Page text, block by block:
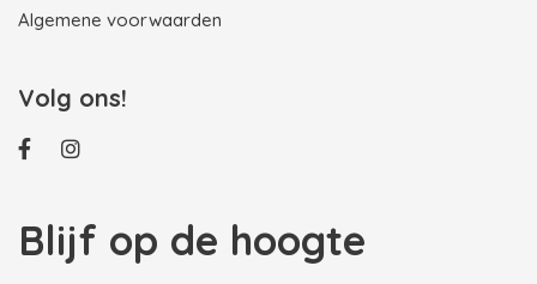
Algemene voorwaarden
Volg ons!
Blijf op de hoogte